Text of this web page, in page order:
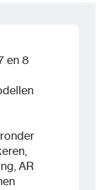
en 8
AR